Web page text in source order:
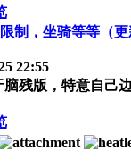
制，坐骑等等（更
22:55
残版，特意自己